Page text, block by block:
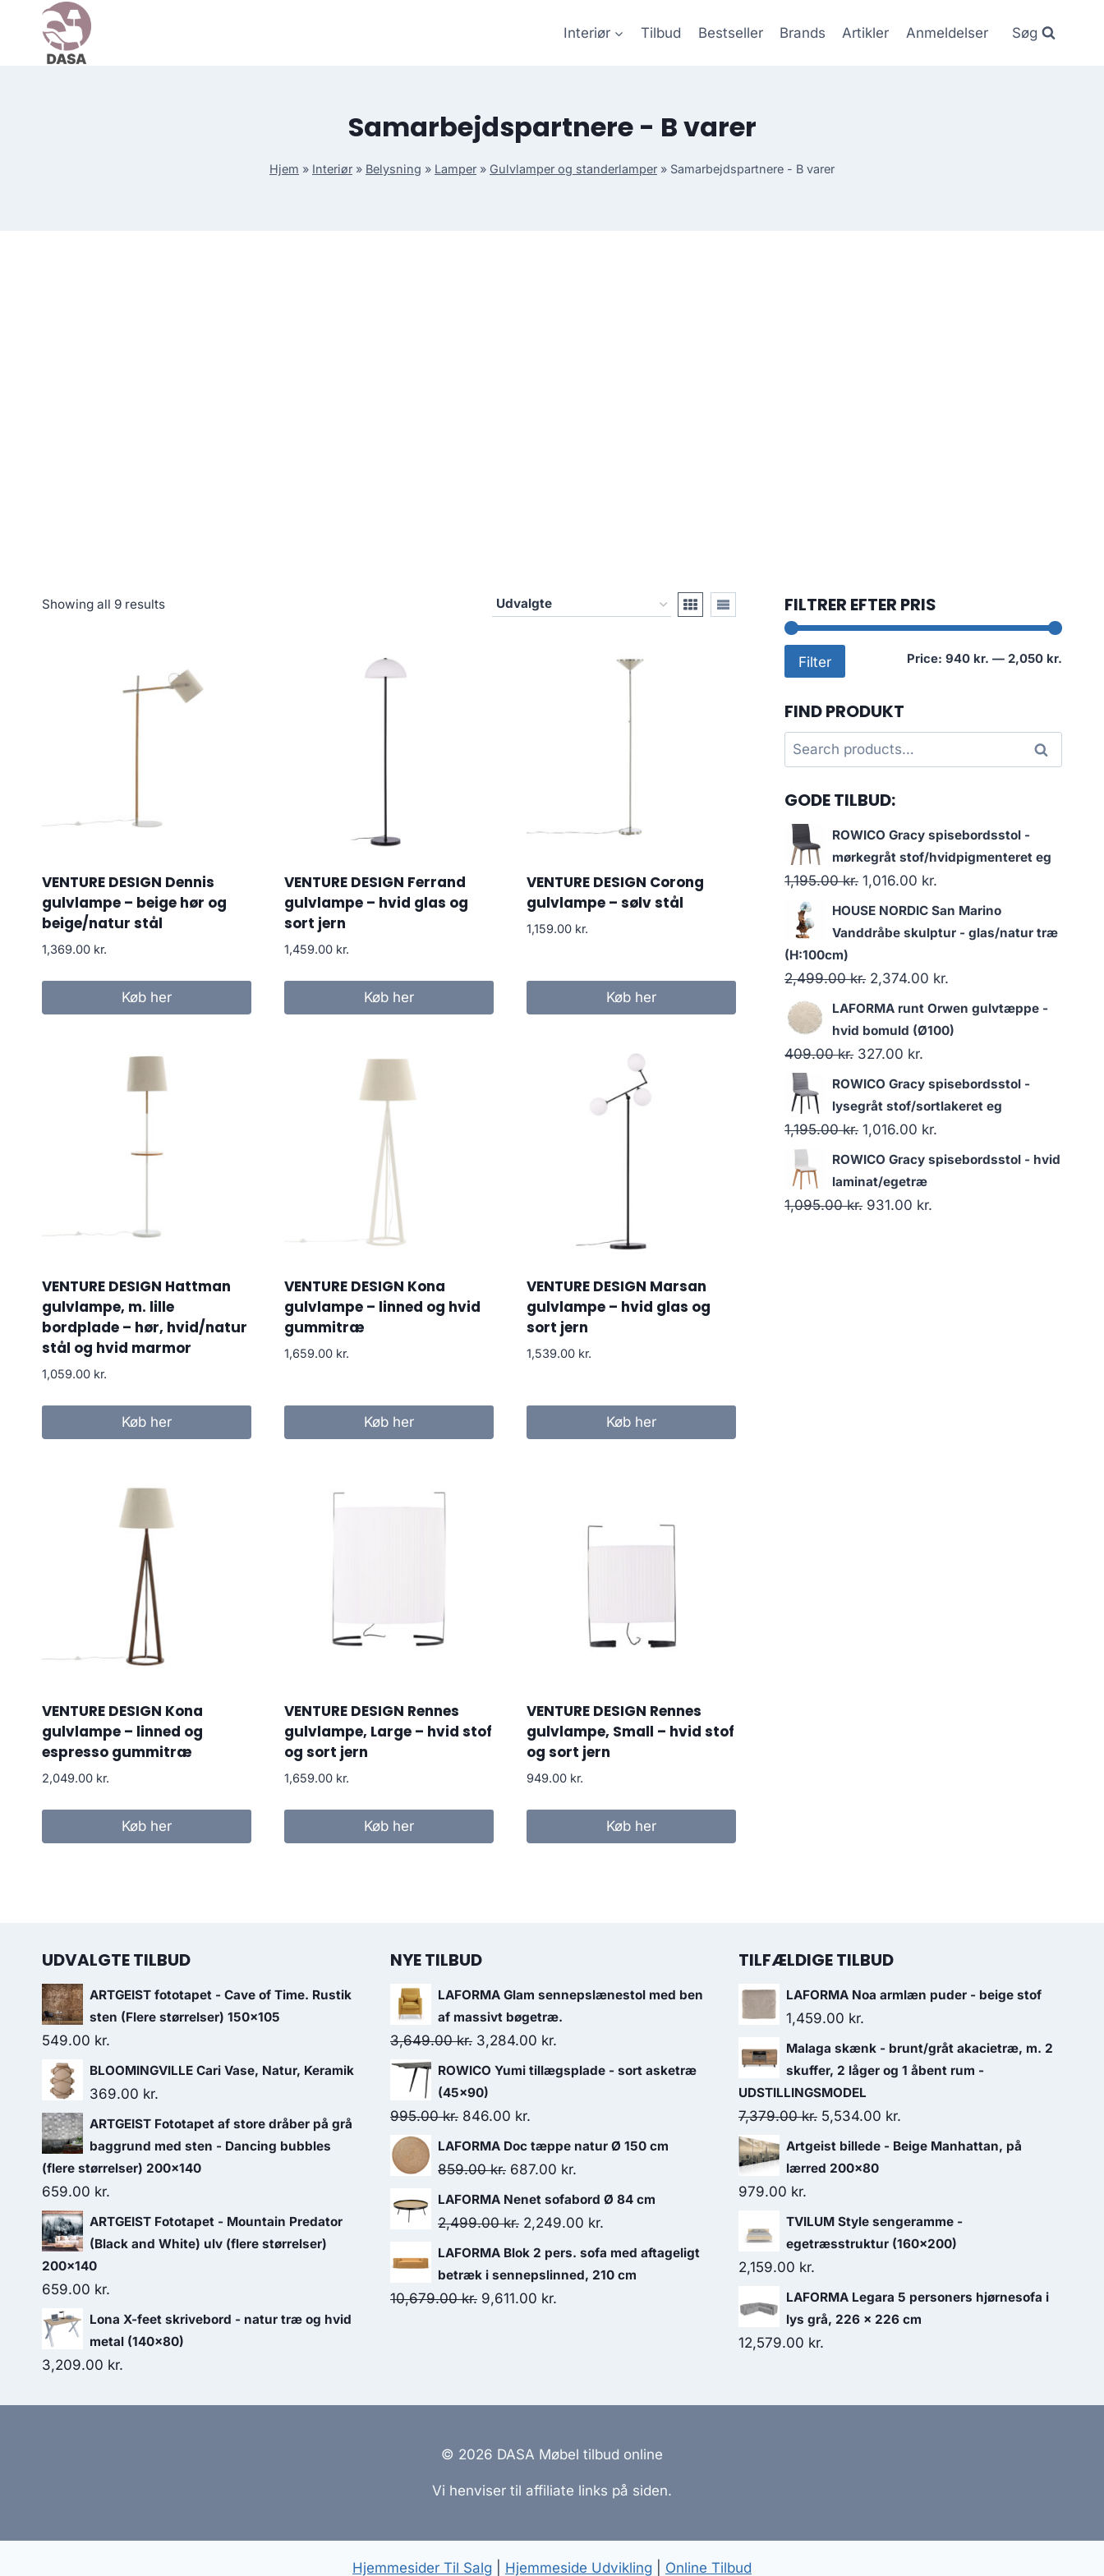
content
Interiør Tilbud Bestseller Brands Artikler Anmeldelser Søg
Samarbejdspartnere - B varer
Hjem » Interiør » Belysning » Lamper » Gulvlamper og standerlamper » Samarbejdspartnere - B varer
Showing all 9 results
VENTURE DESIGN Dennis
gulvlampe – beige hør og
beige/natur stål
1,369.00 kr.
Køb her
VENTURE DESIGN Ferrand
gulvlampe – hvid glas og
sort jern
1,459.00 kr.
Køb her
VENTURE DESIGN Corong
gulvlampe – sølv stål
1,159.00 kr.
Køb her
VENTURE DESIGN Hattman
gulvlampe, m. lille
bordplade – hør, hvid/natur
stål og hvid marmor
1,059.00 kr.
Køb her
VENTURE DESIGN Kona
gulvlampe – linned og hvid
gummitræ
1,659.00 kr.
Køb her
VENTURE DESIGN Marsan
gulvlampe – hvid glas og
sort jern
1,539.00 kr.
Køb her
VENTURE DESIGN Kona
gulvlampe – linned og
espresso gummitræ
2,049.00 kr.
Køb her
VENTURE DESIGN Rennes
gulvlampe, Large – hvid stof
og sort jern
1,659.00 kr.
Køb her
VENTURE DESIGN Rennes
gulvlampe, Small – hvid stof
og sort jern
949.00 kr.
Køb her
FILTRER EFTER PRIS
Min
Max
Filter Price: 940 kr. — 2,050 kr.
FIND PRODUKT
Search
for:
Search
GODE TILBUD:
ROWICO Gracy spisebordsstol -
mørkegråt stof/hvidpigmenteret eg
1,195.00kr. 1,016.00 kr.
HOUSE NORDIC San Marino
Vanddråbe skulptur - glas/natur træ
(H:100cm)
2,499.00kr. 2,374.00 kr.
LAFORMA runt Orwen gulvtæppe -
hvid bomuld (Ø100)
409.00kr. 327.00 kr.
ROWICO Gracy spisebordsstol -
lysegråt stof/sortlakeret eg
1,195.00kr. 1,016.00 kr.
ROWICO Gracy spisebordsstol - hvid
laminat/egetræ
1,095.00kr. 931.00 kr.
UDVALGTE TILBUD
ARTGEIST fototapet - Cave of Time. Rustik
sten (Flere størrelser) 150x105
549.00 kr.
BLOOMINGVILLE Cari Vase, Natur, Keramik
369.00 kr.
ARTGEIST Fototapet af store dråber på grå
baggrund med sten - Dancing bubbles
(flere størrelser) 200x140
659.00 kr.
ARTGEIST Fototapet - Mountain Predator
(Black and White) ulv (flere størrelser)
200x140
659.00 kr.
Lona X-feet skrivebord - natur træ og hvid
metal (140x80)
3,209.00 kr.
NYE TILBUD
LAFORMA Glam sennepslænestol med ben
af massivt bøgetræ.
3,649.00kr. 3,284.00 kr.
ROWICO Yumi tillægsplade - sort asketræ
(45x90)
995.00kr. 846.00 kr.
LAFORMA Doc tæppe natur Ø 150 cm
859.00kr. 687.00 kr.
LAFORMA Nenet sofabord Ø 84 cm
2,499.00kr. 2,249.00 kr.
LAFORMA Blok 2 pers. sofa med aftageligt
betræk i sennepslinned, 210 cm
10,679.00kr. 9,611.00 kr.
TILFÆLDIGE TILBUD
LAFORMA Noa armlæn puder - beige stof
1,459.00 kr.
Malaga skænk - brunt/gråt akacietræ, m. 2
skuffer, 2 låger og 1 åbent rum -
UDSTILLINGSMODEL
7,379.00kr. 5,534.00 kr.
Artgeist billede - Beige Manhattan, på
lærred 200x80
979.00 kr.
TVILUM Style sengeramme -
egetræsstruktur (160x200)
2,159.00 kr.
LAFORMA Legara 5 personers hjørnesofa i
lys grå, 226 x 226 cm
12,579.00 kr.
© 2026 DASA Møbel tilbud online
Vi henviser til affiliate links på siden.
Hjemmesider Til Salg Hjemmeside Udvikling Online Tilbud